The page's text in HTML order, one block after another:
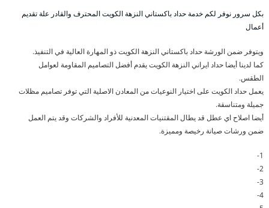
بكل سرور نوفر لكم خدمة حداد باكستاني النزهة الكويت المحترف والقادر علة تقديم
أعمال
ويتوفر ضمن الورشة حداد باكستاني النزهة الكويت ذو المهارة العالية في التنفيذ.
كما لدينا أيضا حداد ايراني النزهة الكويت يقدم أفضل التصاميم المقاومة لعوامل
الطقس.
يعمل حداد الكويت على اختيار النوعيات من المعادن الاصلية التي توفر تصاميم مظلات
جميلة ومتناسقة.
أيضا اصلاح اي عطل قد يطال المقتنيات المعدنية للأفراد والشركات وقد يتم العمل
ضمن ورشات صيانة رخيصة ومميزة.
1-
2-
3-
4-